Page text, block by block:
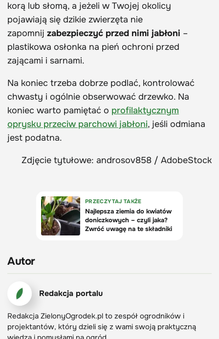
korą lub słomą, a jeżeli w Twojej okolicy
pojawiają się dzikie zwierzęta nie
zapomnij zabezpieczyć przed nimi jabłoni –
plastikowa osłonka na pień ochroni przed
zającami i sarnami.
Na koniec trzeba dobrze podlać, kontrolować
chwasty i ogólnie obserwować drzewko. Na
koniec warto pamiętać o profilaktycznym
oprysku przeciw parchowi jabłoni, jeśli odmiana
jest podatna.
Zdjęcie tytułowe: androsov858 / AdobeStock
Autor
Redakcja portalu
Redakcja ZielonyOgrodek.pl to zespół ogrodników i
projektantów, który dzieli się z wami swoją praktyczną